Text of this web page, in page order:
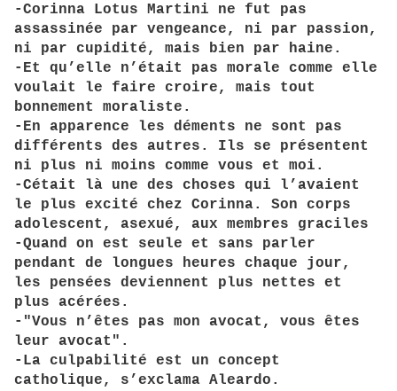
-Corinna Lotus Martini ne fut pas
assassinée par vengeance, ni par passion,
ni par cupidité, mais bien par haine.
-Et qu’elle n’était pas morale comme elle
voulait le faire croire, mais tout
bonnement moraliste.
-En apparence les déments ne sont pas
différents des autres. Ils se présentent
ni plus ni moins comme vous et moi.
-Cétait là une des choses qui l’avaient
le plus excité chez Corinna. Son corps
adolescent, asexué, aux membres graciles
-Quand on est seule et sans parler
pendant de longues heures chaque jour,
les pensées deviennent plus nettes et
plus acérées.
-"Vous n’êtes pas mon avocat, vous êtes
leur avocat".
-La culpabilité est un concept
catholique, s’exclama Aleardo.